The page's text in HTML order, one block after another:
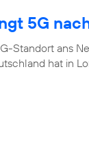
5G
Standort ans
hat in